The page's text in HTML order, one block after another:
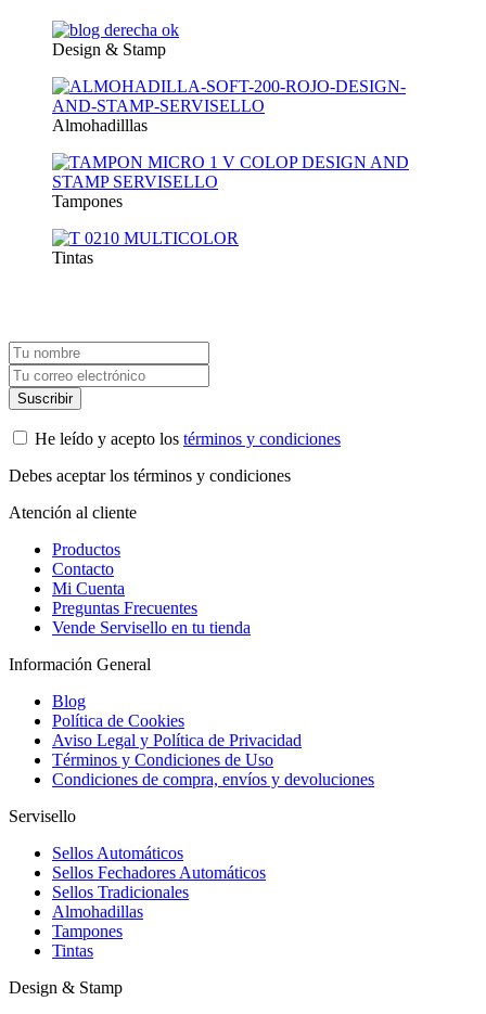
Design & Stamp
Almohadilllas
Tampones
Tintas
He leído y acepto los términos y condiciones
Debes aceptar los términos y condiciones
Atención al cliente
Productos
Contacto
Mi Cuenta
Preguntas Frecuentes
Vende Servisello en tu tienda
Información General
Blog
Política de Cookies
Aviso Legal y Política de Privacidad
Términos y Condiciones de Uso
Condiciones de compra, envíos y devoluciones
Servisello
Sellos Automáticos
Sellos Fechadores Automáticos
Sellos Tradicionales
Almohadillas
Tampones
Tintas
Design & Stamp